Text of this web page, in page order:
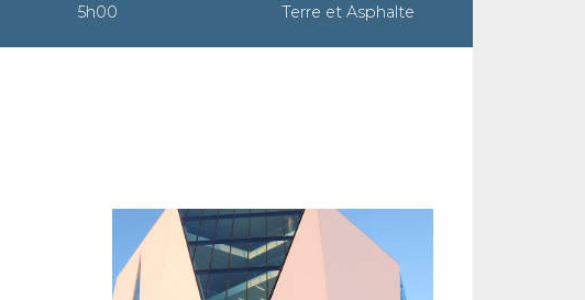
5h00 Terre et Asphalte